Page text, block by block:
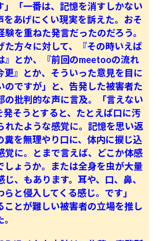
」「一番は、記憶を消すしかない
をあげにくい現実を訴えた。おそ
験を重ねた発言だったのだろう。
た方々に対して、『その時いえば
』とか、『前回のmeetooの流れ
更』とか、そういった意見を目に
のですが」と、告発した被害者た
の批判的な声に言及。「言えない
発そうとすると、たとえば口に汚
れたような感覚に。記憶を思い返
糞を無理やり口に、体内に捩じ込
覚に。とまで言えば、どこか体感
しょうか。または全身を虫が大量
、もあります。耳や、口、鼻、
と侵入してくる感じ。です」
ことが難しい被害者の立場を推し